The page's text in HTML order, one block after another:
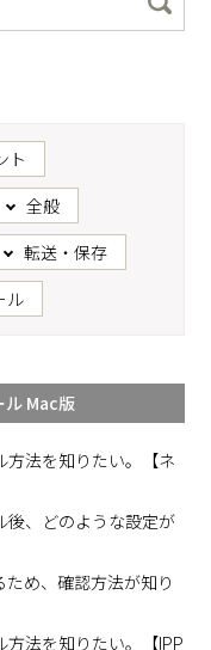
ト
全般
転送・保存
ル
ル Mac版
方法を知りたい。【ネ
後、どのような設定が
め、確認方法が知り
法を知りたい。【IPP